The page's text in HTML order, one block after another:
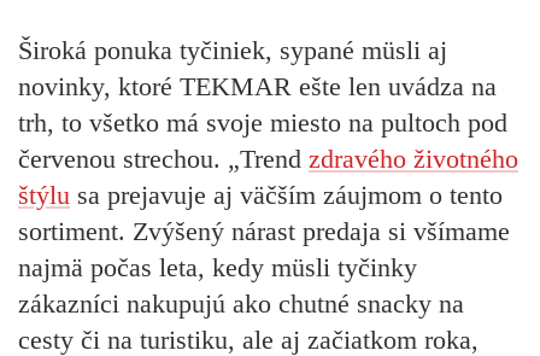
Široká ponuka tyčiniek, sypané müsli aj
novinky, ktoré TEKMAR ešte len uvádza na
trh, to všetko má svoje miesto na pultoch pod
červenou strechou. „Trend zdravého životného
štýlu sa prejavuje aj väčším záujmom o tento
sortiment. Zvýšený nárast predaja si všímame
najmä počas leta, kedy müsli tyčinky
zákazníci nakupujú ako chutné snacky na
cesty či na turistiku, ale aj začiatkom roka,